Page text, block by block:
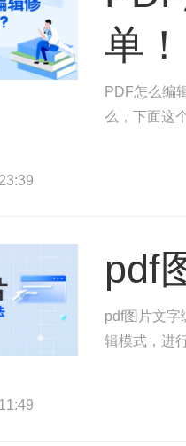
单！
PDF怎么编
么，下面这
pdf
pdf图片文字
辑模式，进